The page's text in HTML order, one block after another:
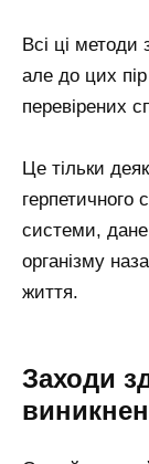
Всі ці методи
але до цих
перевірених
Це тільки
герпетичного
системи,
організму
життя.
Заходи